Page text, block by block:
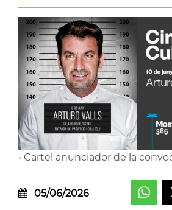
• Cartel anunciador de la
05/06/2026